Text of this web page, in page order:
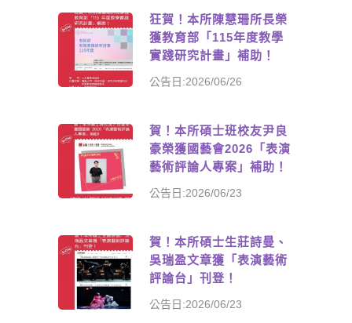
狂賀！本所陳慧珊所長榮
獲教育部「115年度教學
實踐研究計畫」補助！
公告日:2026/06/26
賀！本所碩士班校友尹良
豪榮獲國藝會2026「表演
藝術評論人專案」補助！
公告日:2026/06/23
賀！本所碩士生莊詩曼、
吳瑞盈文章獲「表演藝術
評論台」刊登！
公告日:2026/06/23